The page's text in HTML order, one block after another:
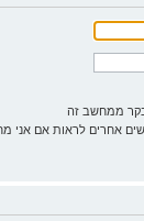
ממחשב זה
אחרים לראות אם אני